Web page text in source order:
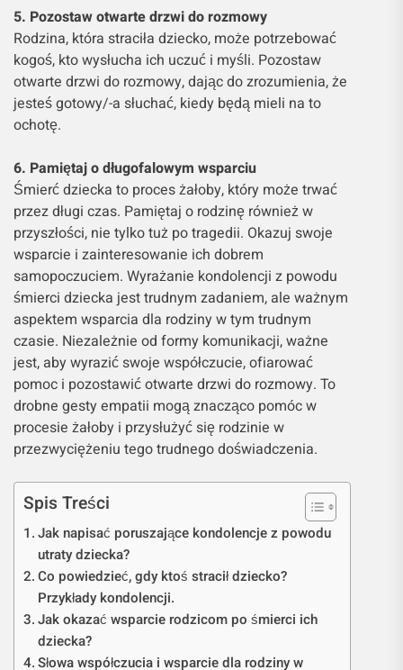
5. Pozostaw otwarte drzwi do rozmowy
Rodzina, która straciła dziecko, może potrzebować
kogoś, kto wysłucha ich uczuć i myśli. Pozostaw
otwarte drzwi do rozmowy, dając do zrozumienia, że
jesteś gotowy/-a słuchać, kiedy będą mieli na to
ochotę.
6. Pamiętaj o długofalowym wsparciu
Śmierć dziecka to proces żałoby, który może trwać
przez długi czas. Pamiętaj o rodzinę również w
przyszłości, nie tylko tuż po tragedii. Okazuj swoje
wsparcie i zainteresowanie ich dobrem
samopoczuciem. Wyrażanie kondolencji z powodu
śmierci dziecka jest trudnym zadaniem, ale ważnym
aspektem wsparcia dla rodziny w tym trudnym
czasie. Niezależnie od formy komunikacji, ważne
jest, aby wyrazić swoje współczucie, ofiarować
pomoc i pozostawić otwarte drzwi do rozmowy. To
drobne gesty empatii mogą znacząco pomóc w
procesie żałoby i przysłużyć się rodzinie w
przezwyciężeniu tego trudnego doświadczenia.
Spis Treści
Jak napisać poruszające kondolencje z powodu
utraty dziecka?
Co powiedzieć, gdy ktoś stracił dziecko?
Przykłady kondolencji.
Jak okazać wsparcie rodzicom po śmierci ich
dziecka?
Słowa współczucia i wsparcie dla rodziny w